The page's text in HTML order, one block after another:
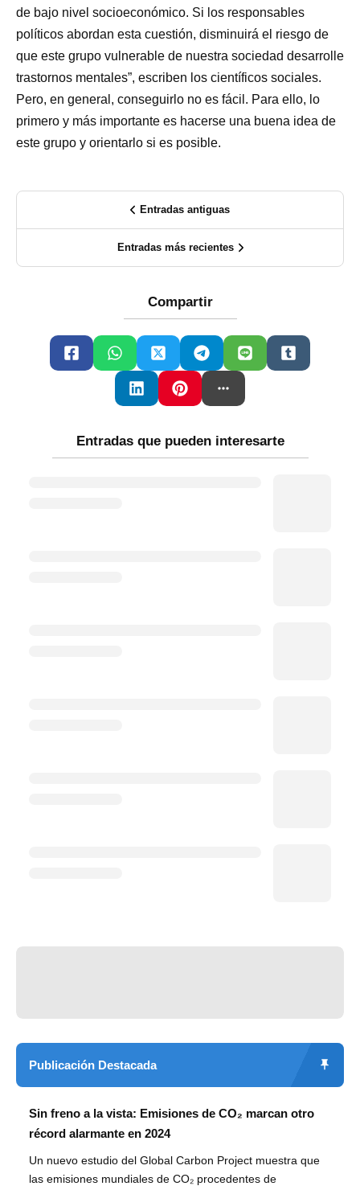
de bajo nivel socioeconómico. Si los responsables
políticos abordan esta cuestión, disminuirá el riesgo de
que este grupo vulnerable de nuestra sociedad desarrolle
trastornos mentales”, escriben los científicos sociales.
Pero, en general, conseguirlo no es fácil. Para ello, lo
primero y más importante es hacerse una buena idea de
este grupo y orientarlo si es posible.
Entradas antiguas
Entradas más recientes
Compartir
Entradas que pueden interesarte
Publicación Destacada
Sin freno a la vista: Emisiones de CO₂ marcan otro
récord alarmante en 2024
Un nuevo estudio del Global Carbon Project muestra que
las emisiones mundiales de CO₂ procedentes de